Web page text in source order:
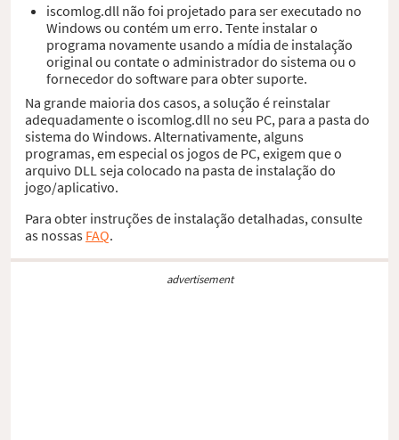
iscomlog.dll não foi projetado para ser executado no
Windows ou contém um erro. Tente instalar o
programa novamente usando a mídia de instalação
original ou contate o administrador do sistema ou o
fornecedor do software para obter suporte.
Na grande maioria dos casos, a solução é reinstalar
adequadamente o iscomlog.dll no seu PC, para a pasta do
sistema do Windows. Alternativamente, alguns
programas, em especial os jogos de PC, exigem que o
arquivo DLL seja colocado na pasta de instalação do
jogo/aplicativo.
Para obter instruções de instalação detalhadas, consulte
as nossas FAQ.
advertisement